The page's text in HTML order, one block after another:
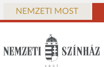
NEMZETI MOST